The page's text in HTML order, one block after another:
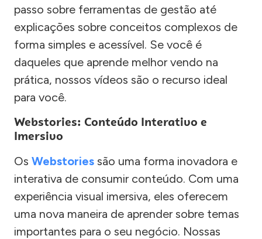
passo sobre ferramentas de gestão até
explicações sobre conceitos complexos de
forma simples e acessível. Se você é
daqueles que aprende melhor vendo na
prática, nossos vídeos são o recurso ideal
para você.
Webstories: Conteúdo Interativo e
Imersivo
Os Webstories são uma forma inovadora e
interativa de consumir conteúdo. Com uma
experiência visual imersiva, eles oferecem
uma nova maneira de aprender sobre temas
importantes para o seu negócio. Nossas